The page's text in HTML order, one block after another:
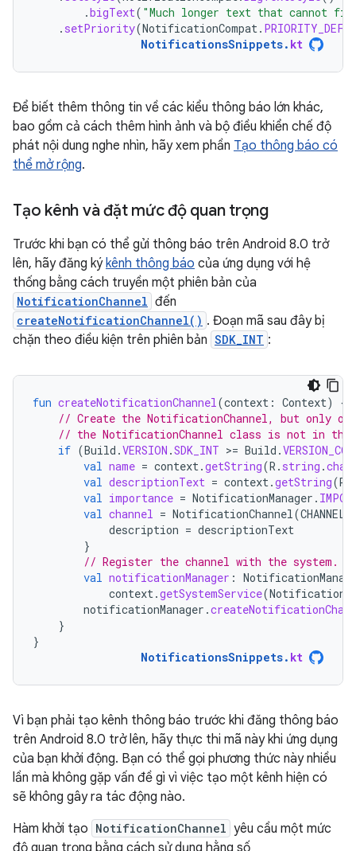
.bigText( "Much longer text that cannot
. setPriority(NotificationCompat.
NotificationsSnippets. kt
Để biết thêm thông tin về các kiểu thông báo lớn khác,
bao gồm cả cách thêm hình ảnh và bộ điều khiển chế độ
phát nội dung nghe nhìn, hãy xem phần Tạo thông báo có
thể mở rộng.
Tạo kênh và đặt mức độ quan trọng
Trước khi bạn có thể gửi thông báo trên Android 8.0 trở
lên, hãy đăng ký kênh thông báo của ứng dụng với hệ
thống bằng cách truyền một phiên bản của
NotificationChannel đến
createNotificationChannel() . Đoạn mã sau đây bị
chặn theo điều kiện trên phiên bản SDK_INT :
fun createNotificationChannel(context : Context)
{
// Create the NotificationChannel, but only on
// the NotificationChannel class is not in the
if (Build .VERSION .SDK_INT >= Build .
val name = context.getString(R . string .
val descriptionText = context.getString(R
val importance = NotificationManager .
val channel = NotificationChannel(
description = descriptionText
}
// Register the channel with the system.
val notificationManager :
context.getSystemService(
notificationManager .
}
}
NotificationsSnippets. kt
Vì bạn phải tạo kênh thông báo trước khi đăng thông báo
trên Android 8.0 trở lên, hãy thực thi mã này khi ứng dụng
của bạn khởi động. Bạn có thể gọi phương thức này nhiều
lần mà không gặp vấn đề gì vì việc tạo một kênh hiện có
sẽ không gây ra tác động nào.
Hàm khởi tạo NotificationChannel yêu cầu một mức
độ quan trọng bằng cách sử dụng hằng số